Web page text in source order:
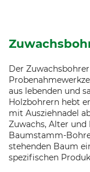
Der
aus lebenden und
Holzbohrern hebt
mit Ausziehnadel
Zuwachs, Alter und
Baumstamm-
stehenden Baum
spezifischen